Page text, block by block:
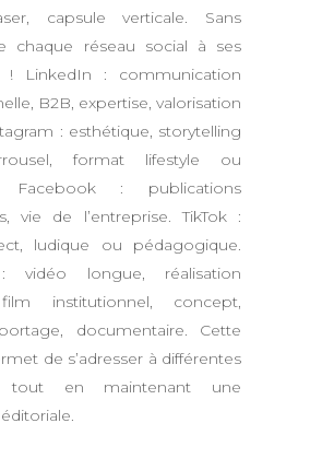
capsule verticale. Sans
chaque réseau social à ses
! LinkedIn : communication
B2B, expertise, valorisation
: esthétique, storytelling
format lifestyle ou
Facebook : publications
vie de l’entreprise. TikTok :
ludique ou pédagogique.
vidéo longue, réalisation
institutionnel, concept,
documentaire. Cette
de s’adresser à différentes
tout en maintenant une